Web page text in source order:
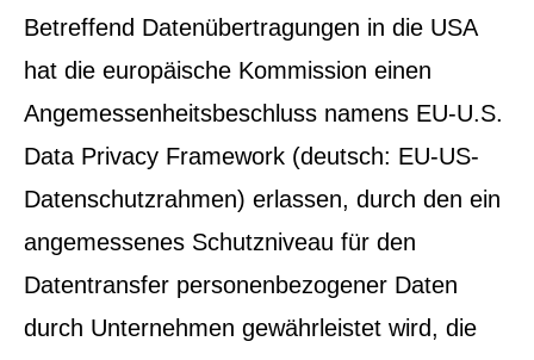
Betreffend Datenübertragungen in die USA
hat die europäische Kommission einen
Angemessenheitsbeschluss namens EU-U.S.
Data Privacy Framework (deutsch: EU-US-
Datenschutzrahmen) erlassen, durch den ein
angemessenes Schutzniveau für den
Datentransfer personenbezogener Daten
durch Unternehmen gewährleistet wird, die